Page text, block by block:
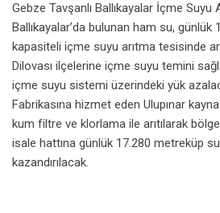
Gebze Tavşanlı Ballıkayalar İçme Suyu
Ballıkayalar’da bulunan ham su, günlük
kapasiteli içme suyu arıtma tesisinde
Dilovası ilçelerine içme suyu temini
içme suyu sistemi üzerindeki yük
Fabrikasına hizmet eden Ulupınar
kum filtre ve klorlama ile arıtılarak
isale hattına günlük 17.280 metreküp
kazandırılacak.